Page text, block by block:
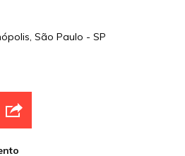
São Paulo - SP